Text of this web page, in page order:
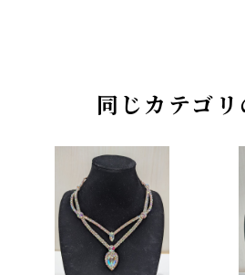
同じカテゴ